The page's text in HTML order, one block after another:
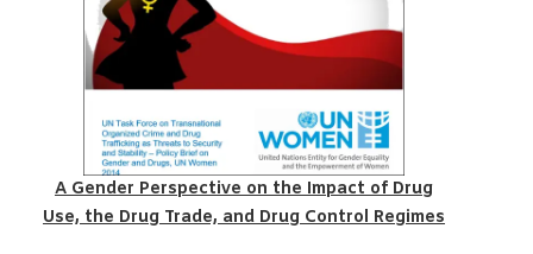
A Gender Perspective on the Impact of Drug
Use, the Drug Trade, and Drug Control Regimes